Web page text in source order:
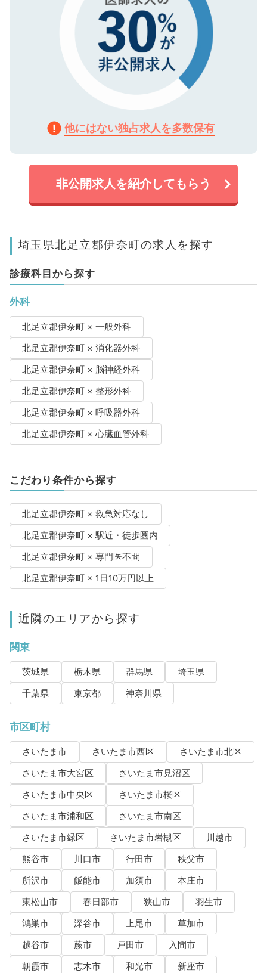
他にはない独占求人を多数保有
非公開求人を紹介してもらう
埼玉県北足立郡伊奈町の求人を探す
診療科目から探す
外科
北足立郡伊奈町 × 一般外科
北足立郡伊奈町 × 消化器外科
北足立郡伊奈町 × 脳神経外科
北足立郡伊奈町 × 整形外科
北足立郡伊奈町 × 呼吸器外科
北足立郡伊奈町 × 心臓血管外科
こだわり条件から探す
北足立郡伊奈町 × 救急対応なし
北足立郡伊奈町 × 駅近・徒歩圏内
北足立郡伊奈町 × 専門医不問
北足立郡伊奈町 × 1日10万円以上
近隣のエリアから探す
関東
茨城県 栃木県 群馬県
埼玉県
千葉県
東京都 神奈川県
市区町村
さいたま市 さいたま市西区
さいたま市北区
さいたま市大宮区
さいたま市見沼区
さいたま市中央区
さいたま市桜区
さいたま市浦和区
さいたま市南区
さいたま市緑区
さいたま市岩槻区
川越市
熊谷市
川口市 行田市
秩父市
所沢市
飯能市 加須市
本庄市
東松山市
春日部市 狭山市
羽生市
鴻巣市
深谷市 上尾市
草加市
越谷市
蕨市 戸田市
入間市
朝霞市
志木市 和光市
新座市